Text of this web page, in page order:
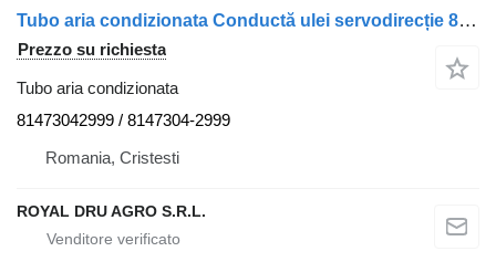
Tubo aria condizionata Conductă ulei servodirecție 81473042999 per camion MAN 81473042999/8147304-2999
Prezzo su richiesta
Tubo aria condizionata
81473042999 / 8147304-2999
Romania, Cristesti
ROYAL DRU AGRO S.R.L.